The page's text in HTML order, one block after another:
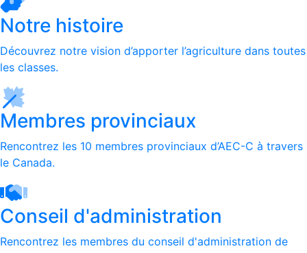
Notre histoire
Découvrez notre vision d’apporter l’agriculture dans toutes
les classes.
Membres provinciaux
Rencontrez les 10 membres provinciaux d’AEC-C à travers
le Canada.
Conseil d'administration
Rencontrez les membres du conseil d'administration de